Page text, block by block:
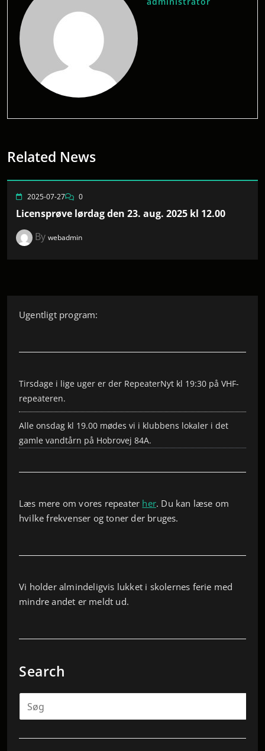
Related News
2025-07-27 0
Licensprøve lørdag den 23. aug. 2025 kl 12.00
By webadmin
Ugentligt program:
Tirsdage i lige uger er der RepeaterNyt kl 19:30 på VHF-
repeateren.
Alle onsdag kl 19.00 mødes vi i klubbens lokaler i det
gamle vandtårn på Hobrovej 84A.
Læs mere om vores repeater her. Du kan læse om
hvilke frekvenser og toner der bruges.
Vi holder almindeligvis lukket i skolernes ferie med
mindre andet er meldt ud.
Search